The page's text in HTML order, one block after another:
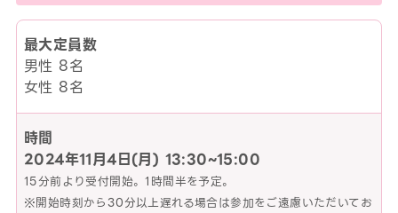
最大定員数
男性 8名
女性 8名
時間
2024年11月4日(月) 13:30~15:00
15分前より受付開始。1時間半を予定。
※開始時刻から30分以上遅れる場合は参加をご遠慮いただいてお